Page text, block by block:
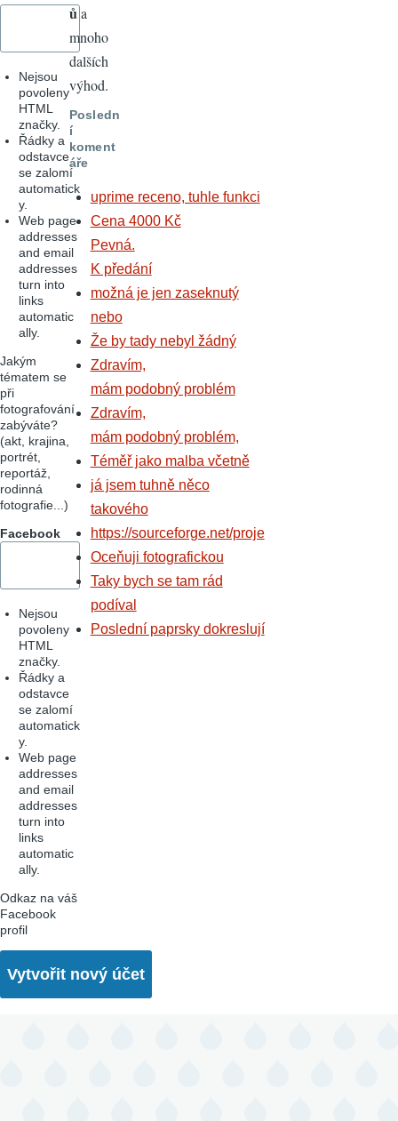
Nejsou
povoleny
HTML
značky.
Řádky a
odstavce
se zalomí
automatick
y.
Web page
addresses
and email
addresses
turn into
links
automatic
ally.
Jakým
tématem se
při
fotografování
zabýváte?
(akt, krajina,
portrét,
reportáž,
rodinná
fotografie...)
Facebook
Nejsou
povoleny
HTML
značky.
Řádky a
odstavce
se zalomí
automatick
y.
Web page
addresses
and email
addresses
turn into
links
automatic
ally.
Odkaz na váš
Facebook
profil
ůa
mnoho
dalších
výhod.
Posledn
í
koment
áře
uprime receno, tuhle funkci
Cena 4000 Kč
Pevná.
K předání
možná je jen zaseknutý
nebo
Že by tady nebyl žádný
Zdravím,
mám podobný problém
Zdravím,
mám podobný problém,
Téměř jako malba včetně
já jsem tuhně něco
takového
https://sourceforge.net/proje
Oceňuji fotografickou
Taky bych se tam rád
podíval
Poslední paprsky dokreslují